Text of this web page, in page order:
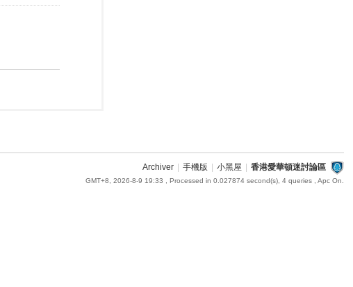
Archiver 手機版 小黑屋 香港愛華頓迷討論區
GMT+8, 2026-8-9 19:33 , Processed in 0.027874 second(s), 4 queries , Apc On.